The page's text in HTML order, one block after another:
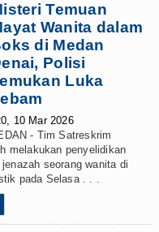
Temuan
Wanita dalam
di Medan
Polisi
Luka
10 Mar 2026
- Tim Satreskrim
melakukan penyelidikan
seorang wanita di
pada Selasa . . .